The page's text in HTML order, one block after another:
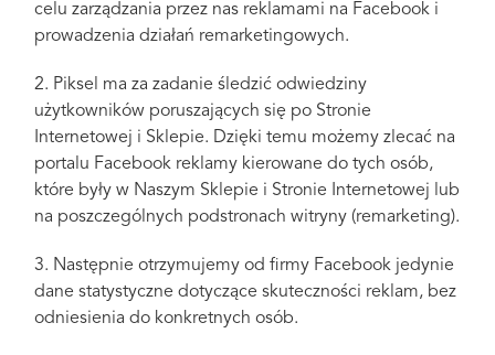
celu zarządzania przez nas reklamami na Facebook i
prowadzenia działań remarketingowych.
2. Piksel ma za zadanie śledzić odwiedziny
użytkowników poruszających się po Stronie
Internetowej i Sklepie. Dzięki temu możemy zlecać na
portalu Facebook reklamy kierowane do tych osób,
które były w Naszym Sklepie i Stronie Internetowej lub
na poszczególnych podstronach witryny (remarketing).
3. Następnie otrzymujemy od firmy Facebook jedynie
dane statystyczne dotyczące skuteczności reklam, bez
odniesienia do konkretnych osób.